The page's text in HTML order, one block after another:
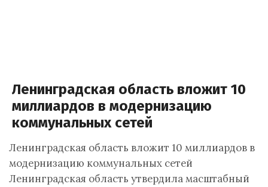
Ленинградская область вложит 10
миллиардов в модернизацию
коммунальных сетей
Ленинградская область вложит 10 миллиардов в
модернизацию коммунальных сетей
Ленинградская область утвердила масштабный